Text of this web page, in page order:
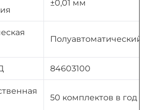
±0,01 мм
Полуавтоматический
84603100
50 комплектов в год